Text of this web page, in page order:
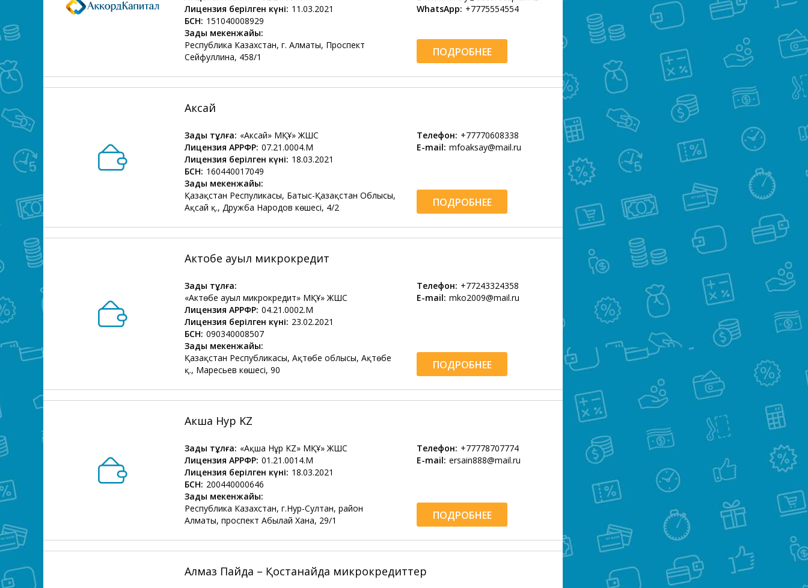
Лицензия берілген күні: 11.03.2021
БСН: 151040008929
Заңды мекенжайы:
Республика Казахстан, г. Алматы, Проспект
Сейфуллина, 458/1
WhatsApp: +7775554554
ПОДРОБНЕЕ
Аксай
Заңды тұлға: «Аксай» МҚҰ» ЖШС
Лицензия АРРФР: 07.21.0004.М
Лицензия берілген күні: 18.03.2021
БСН: 160440017049
Заңды мекенжайы:
Қазақстан Респуликасы, Батыс-Қазақстан Облысы,
Ақсай қ., Дружба Народов көшесі, 4/2
Телефон: +77770608338
E-mail: mfoaksay@mail.ru
ПОДРОБНЕЕ
Актобе ауыл микрокредит
Заңды тұлға:
«Актөбе ауыл микрокредит» МҚҰ» ЖШС
Лицензия АРРФР: 04.21.0002.М
Лицензия берілген күні: 23.02.2021
БСН: 090340008507
Заңды мекенжайы:
Қазақстан Республикасы, Ақтөбе облысы, Ақтөбе
қ., Маресьев көшесі, 90
Телефон: +77243324358
E-mail: mko2009@mail.ru
ПОДРОБНЕЕ
Акша Нур KZ
Заңды тұлға: «Ақша Нұр KZ» МҚҰ» ЖШС
Лицензия АРРФР: 01.21.0014.М
Лицензия берілген күні: 18.03.2021
БСН: 200440000646
Заңды мекенжайы:
Республика Казахстан, г.Нур-Султан, район
Алматы, проспект Абылай Хана, 29/1
Телефон: +77778707774
E-mail: ersain888@mail.ru
ПОДРОБНЕЕ
Алмаз Пайда – Қостанайда микрокредиттер